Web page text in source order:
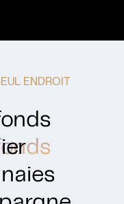
ENDROIT